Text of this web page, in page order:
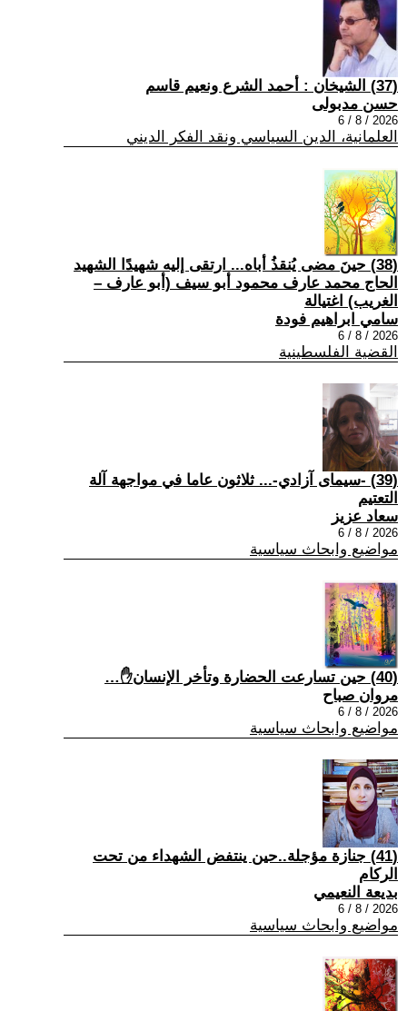
(37) الشيخان : أحمد الشرع ونعيم قاسم
حسن مدبولى
2026 / 8 / 6
العلمانية، الدين السياسي ونقد الفكر الديني
(38) حينَ مضى يُنقذُ أباه... ارتقى إليه شهيدًا الشهيد
الحاج محمد عارف محمود أبو سيف (أبو عارف –
الغريب) اغتيالة
سامي ابراهيم فودة
2026 / 8 / 6
القضية الفلسطينية
(39) -سيمای آزادي-... ثلاثون عاما في مواجهة آلة
التعتيم
سعاد عزيز
2026 / 8 / 6
مواضيع وابحاث سياسية
(40) حين تسارعت الحضارة وتأخر الإنسان✋…
مروان صباح
2026 / 8 / 6
مواضيع وابحاث سياسية
(41) جنازة مؤجلة..حين ينتفض الشهداء من تحت
الركام
بديعة النعيمي
2026 / 8 / 6
مواضيع وابحاث سياسية